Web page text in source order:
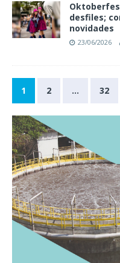
desfiles;
novidades
23/06/2026
1 2 … 32